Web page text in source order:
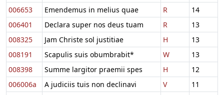
006653
Emendemus in melius quae R
14
006401
Declara super nos deus tuam R
13
008325
Jam Christe sol justitiae H
13
008191
Scapulis suis obumbrabit* W
13
008398
Summe largitor praemii spes H
12
006006a
A judiciis tuis non declinavi V
11